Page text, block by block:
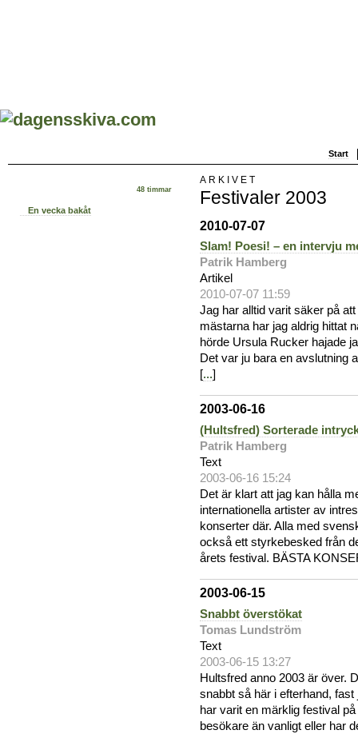
Start
48 timmar
En vecka bakåt
ARKIVET
Festivaler 2003
2010-07-07
Slam! Poesi! – en intervju
Patrik Hamberg
Artikel
2010-07-07 11:59
Jag har alltid varit säker på
mästarna har jag aldrig hittat
hörde Ursula Rucker hajade
Det var ju bara en avslutning
[...]
2003-06-16
(Hultsfred) Sorterade
Patrik Hamberg
Text
2003-06-16 15:24
Det är klart att jag kan hålla
internationella artister av
konserter där. Alla med
också ett styrkebesked från
årets festival. BÄSTA
2003-06-15
Snabbt överstökat
Tomas Lundström
Text
2003-06-15 13:27
Hultsfred anno 2003 är över.
snabbt så här i efterhand,
har varit en märklig festival
besökare än vanligt eller har